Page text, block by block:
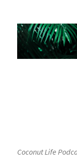
Coconut Life